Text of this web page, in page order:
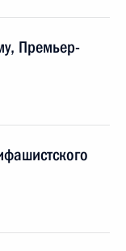
Премьер-